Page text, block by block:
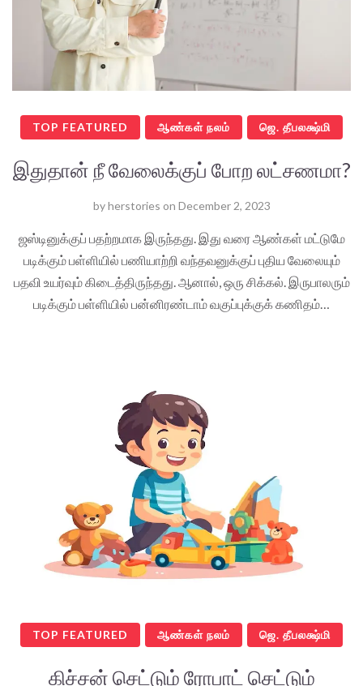
TOP FEATURED ஆண்கள் நலம் ஜெ. தீபலக்ஷ்மி
இதுதான் நீ வேலைக்குப் போற லட்சணமா?
byherstories on December 2, 2023
ஜஸ்டினுக்குப் பதற்றமாக இருந்தது. இது வரை ஆண்கள் மட்டுமே
படிக்கும் பள்ளியில் பணியாற்றி வந்தவனுக்குப் புதிய வேலையும்
பதவி உயர்வும் கிடைத்திருந்தது. ஆனால், ஒரு சிக்கல். இருபாலரும்
படிக்கும் பள்ளியில் பன்னிரண்டாம் வகுப்புக்குக் கணிதம்…
TOP FEATURED ஆண்கள் நலம் ஜெ. தீபலக்ஷ்மி
கிச்சன் செட்டும் ரோபாட் செட்டும்